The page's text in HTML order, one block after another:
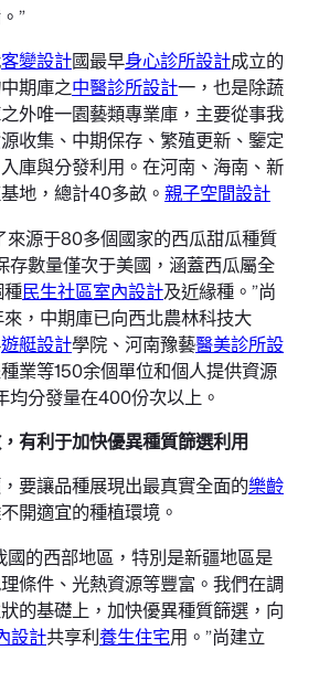
”
客變設計國最早身心診所設計成立的
期庫之中醫診所設計一，也是除蔬
外唯一園藝類專業庫，主要從事我
收集、中期保存、繁殖更新、鑒定
庫與分發利用。在河南、海南、新
地，總計40多畝。 親子空間設計
來源于80多個國家的西瓜甜瓜種質
數量僅次于美國，涵蓋西瓜屬全
民生社區室內設計及近緣種。”尚
，中期庫已向西北農林科技大
遊艇設計學院、河南豫藝醫美診所設
業等150余個單位和個人提供資源
分發量在400份次以上。
有利于加快優異種質篩選利用
要讓品種展現出最真實全面的樂齡
開適宜的種植環境。
國的西部地區，特別是新疆地區是
條件、光熱資源等豐富。我們在調
的基礎上，加快優異種質篩選，向
設計共享利養生住宅用。”尚建立